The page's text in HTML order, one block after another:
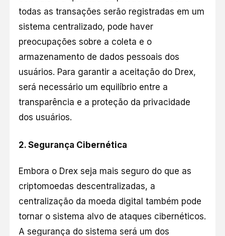
todas as transações serão registradas em um
sistema centralizado, pode haver
preocupações sobre a coleta e o
armazenamento de dados pessoais dos
usuários. Para garantir a aceitação do Drex,
será necessário um equilíbrio entre a
transparência e a proteção da privacidade
dos usuários.
2. Segurança Cibernética
Embora o Drex seja mais seguro do que as
criptomoedas descentralizadas, a
centralização da moeda digital também pode
tornar o sistema alvo de ataques cibernéticos.
A segurança do sistema será um dos